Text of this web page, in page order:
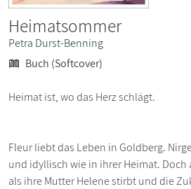
Heimatsommer
Petra Durst-Benning
Buch (Softcover)
Heimat ist, wo das Herz schlägt.
Fleur liebt das Leben in Goldberg.
und idyllisch wie in ihrer Heimat. Doch
als ihre Mutter Helene stirbt und die